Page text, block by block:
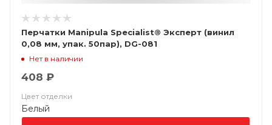
Перчатки Manipula Specialist® Эксперт (винил
0,08 мм, упак. 50пар), DG-081
Нет в наличии
408 ₽
Цвет отделки
Белый